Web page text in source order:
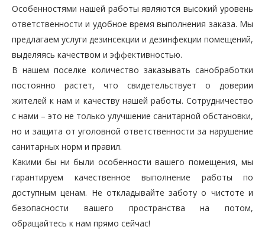
Особенностями нашей работы являются высокий уровень
ответственности и удобное время выполнения заказа. Мы
предлагаем услуги дезинсекции и дезинфекции помещений,
выделяясь качеством и эффективностью.
В нашем поселке количество заказывать санобработки
постоянно растет, что свидетельствует о доверии
жителей к нам и качеству нашей работы. Сотрудничество
с нами – это не только улучшение санитарной обстановки,
но и защита от уголовной ответственности за нарушение
санитарных норм и правил.
Какими бы ни были особенности вашего помещения, мы
гарантируем качественное выполнение работы по
доступным ценам. Не откладывайте заботу о чистоте и
безопасности вашего пространства на потом,
обращайтесь к нам прямо сейчас!